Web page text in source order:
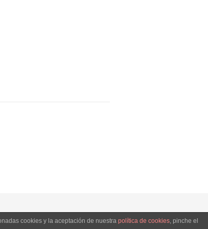
cookies y la aceptación de nuestra política de cookies, pinche el